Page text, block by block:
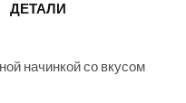
ДЕТАЛИ
начинкой со вкусом